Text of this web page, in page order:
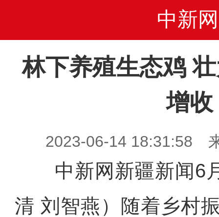
中新网
林下养殖生态鸡
增收
2023-06-14 18:31:58
中新网新疆新闻6
清 刘智燕）随着乡村